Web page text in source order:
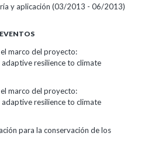
y aplicación (03/2013 - 06/2013)
el marco del proyecto:
resilience to climate
el marco del proyecto:
resilience to climate
para la conservación de los